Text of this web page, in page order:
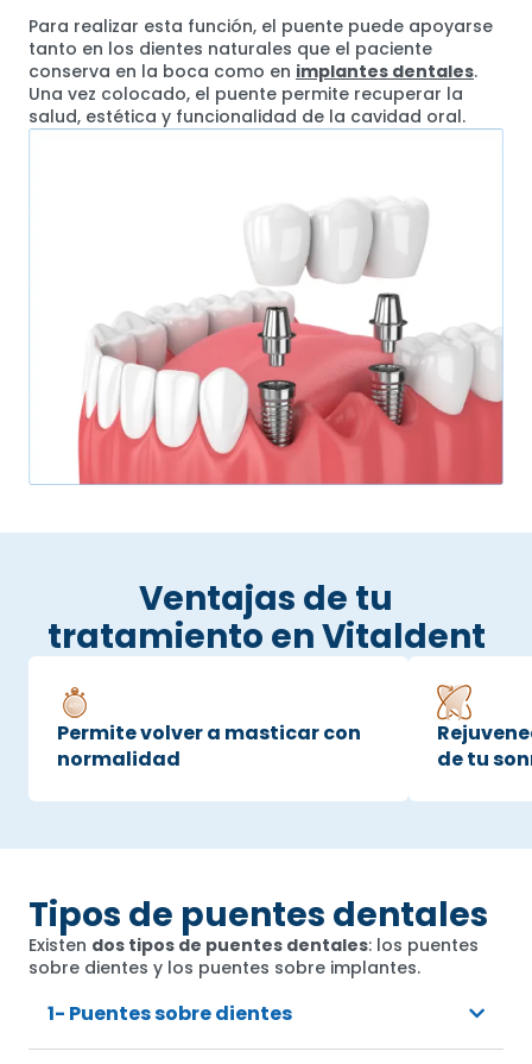
Para realizar esta función, el puente puede apoyarse
tanto en los dientes naturales que el paciente
conserva en la boca como en implantes dentales.
Una vez colocado, el puente permite recuperar la
salud, estética y funcionalidad de la cavidad oral.
Ventajas de tu
tratamiento en Vitaldent
Permite volver a masticar con
normalidad
de tu
Tipos de puentes dentales
Existen dos tipos de puentes dentales: los puentes
sobre dientes y los puentes sobre implantes.
1- Puentes sobre dientes